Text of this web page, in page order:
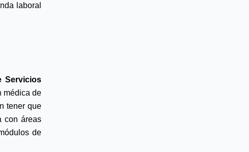
laboral
Servicios
médica de
tener que
con áreas
de